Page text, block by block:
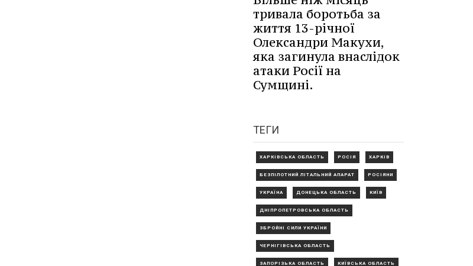
тривала боротьба за
життя 13-річної
Олександри Макухи,
яка загинула внаслідок
атаки Росії на
Сумщині.
ТЕГИ
ХАРКІВСЬКА ОБЛАСТЬ РОСІЯ ХАРКІВ
БЕЗПІЛОТНИЙ ЛІТАЛЬНИЙ АПАРАТ РОСІЯНИ
УКРАЇНА ДОНЕЦЬКА ОБЛАСТЬ КИЇВ
ДНІПРОПЕТРОВСЬКА ОБЛАСТЬ
ЗБРОЙНІ СИЛИ УКРАЇНИ
ЧЕРНІГІВСЬКА ОБЛАСТЬ
ЗАПОРІЗЬКА ОБЛАСТЬ КИЇВСЬКА ОБЛАСТЬ